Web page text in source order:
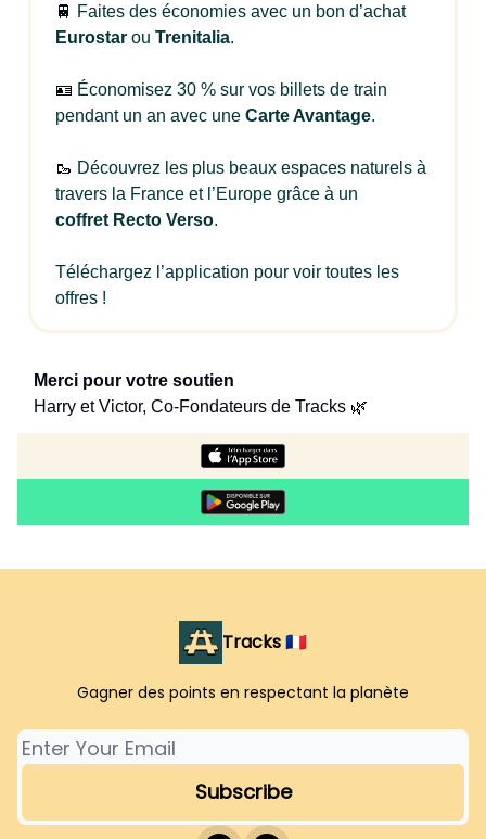
🚆 Faites des économies avec un bon d’achat
Eurostar ou Trenitalia.
🪪 Économisez 30 % sur vos billets de train
pendant un an avec une Carte Avantage.
🥾 Découvrez les plus beaux espaces naturels à
travers la France et l’Europe grâce à un
coffret Recto Verso.
Téléchargez l’application pour voir toutes les
offres !
Merci pour votre soutien
Harry et Victor, Co-Fondateurs de Tracks 🌿
Tracks 🇫🇷
Gagner des points en respectant la planète